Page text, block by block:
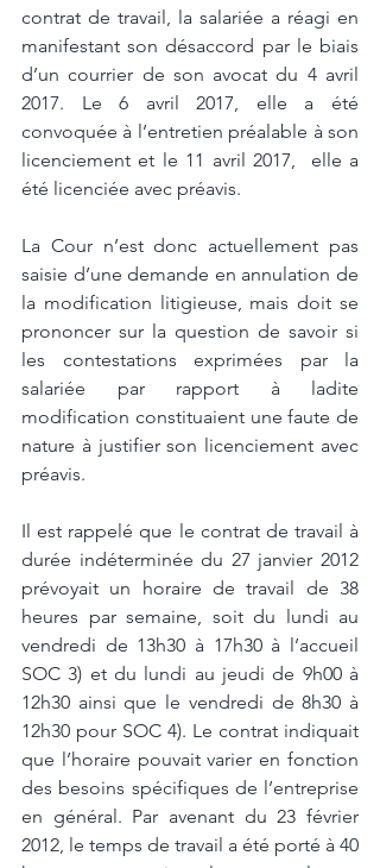
contrat de travail, la salariée a réagi en
manifestant son désaccord par le biais
d’un courrier de son avocat du 4 avril
2017. Le 6 avril 2017, elle a été
convoquée à l’entretien préalable à son
licenciement et le 11 avril 2017,  elle a
été licenciée avec préavis.
La Cour n’est donc actuellement pas
saisie d’une demande en annulation de
la modification litigieuse, mais doit se
prononcer sur la question de savoir si
les contestations exprimées par la
salariée par rapport à ladite
modification constituaient une faute de
nature à justifier son licenciement avec
préavis.
Il est rappelé que le contrat de travail à
durée indéterminée du 27 janvier 2012
prévoyait un horaire de travail de 38
heures par semaine, soit du lundi au
vendredi de 13h30 à 17h30 à l’accueil
SOC 3) et du lundi au jeudi de 9h00 à
12h30 ainsi que le vendredi de 8h30 à
12h30 pour SOC 4). Le contrat indiquait
que l’horaire pouvait varier en fonction
des besoins spécifiques de l’entreprise
en général. Par avenant du 23 février
2012, le temps de travail a été porté à 40